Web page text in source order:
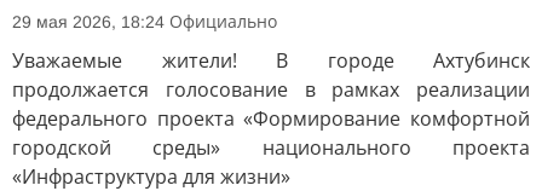
29 мая 2026, 18:24 Официально
Уважаемые жители! В городе Ахтубинск
продолжается голосование в рамках реализации
федерального проекта «Формирование комфортной
городской среды» национального проекта
«Инфраструктура для жизни»